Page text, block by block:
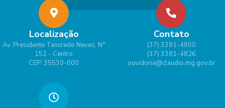
Localização
Av. Presidente Tancredo Neves, N°
152 - Centro
CEP: 35530-000
Contato
(37) 3381-4800
(37) 3381-4826
ouvidoria@claudio.mg.gov.br